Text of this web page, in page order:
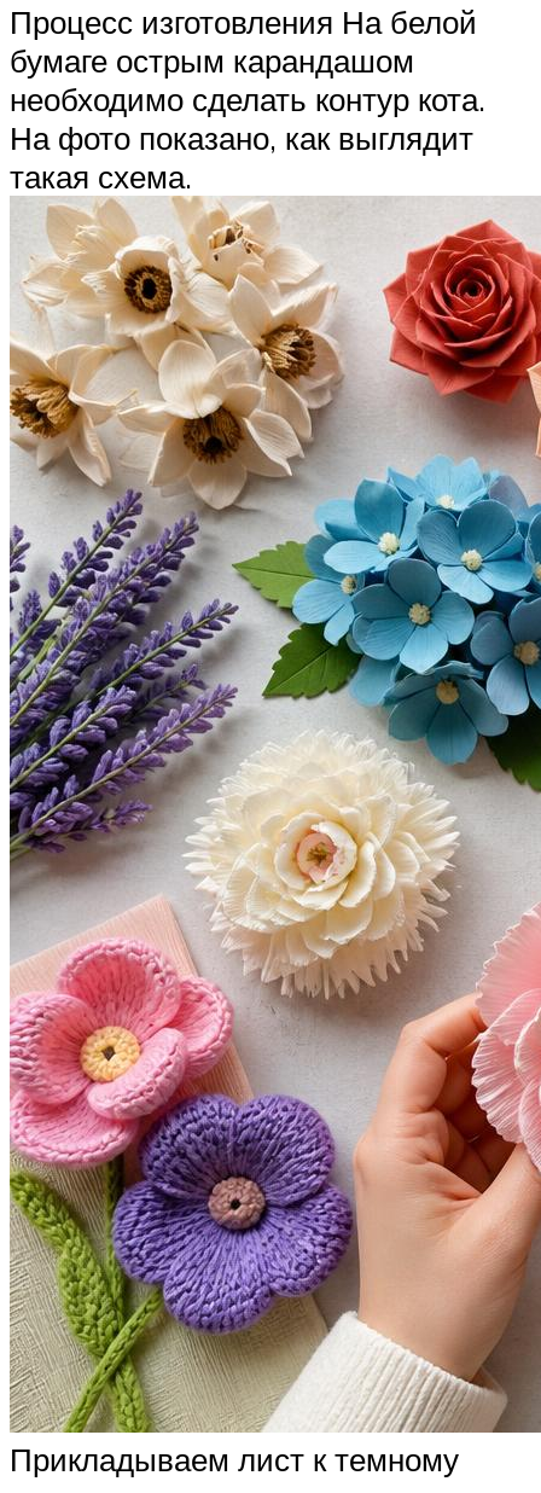
Процесс изготовления На белой
бумаге острым карандашом
необходимо сделать контур кота.
На фото показано, как выглядит
такая схема.
Прикладываем лист к темному